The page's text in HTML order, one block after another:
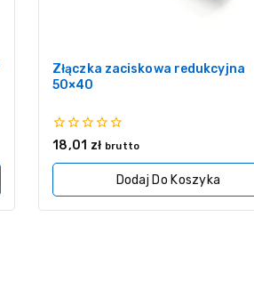
Złączka zaciskowa redukcyjna
50×40
0
5
18,01 zł brutto
Dodaj Do Koszyka